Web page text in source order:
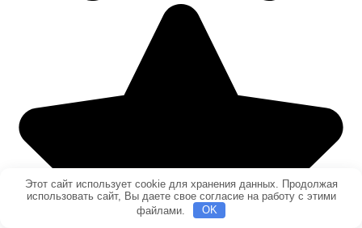
Этот сайт использует cookie для хранения данных. Продолжая
использовать сайт, Вы даете свое согласие на работу с этими
файлами.
OK